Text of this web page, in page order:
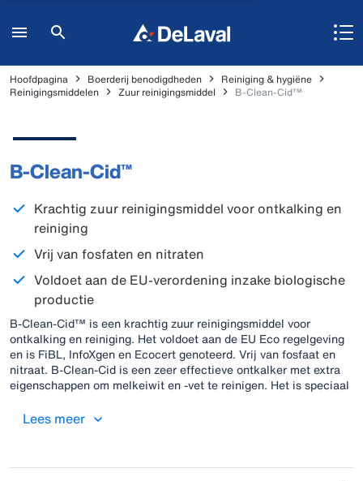
Hoofdpagina Boerderij benodigdheden
Reiniging & hygiëne
Reinigingsmiddelen
Zuur reinigingsmiddel B-Clean-Cid™
B-Clean-Cid™
Krachtig zuur reinigingsmiddel voor ontkalking en
reiniging
Vrij van fosfaten en nitraten
Voldoet aan de EU-verordening inzake biologische
productie
B-Clean-Cid™ is een krachtig zuur reinigingsmiddel voor
ontkalking en reiniging. Het voldoet aan de EU Eco regelgeving
en is FiBL, InfoXgen en Ecocert genoteerd. Vrij van fosfaat en
nitraat. B-Clean-Cid is een zeer effectieve ontkalker met extra
eigenschappen om melkeiwit en -vet te reinigen. Het is speciaal
in alle wateromstandigheden.
Lees meer